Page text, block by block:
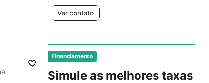
Financiamento
Simule as melhores taxas
Ver contato
Ver